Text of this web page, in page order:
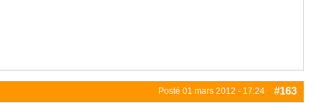
Posté 01 mars 2012 - 17:24 #163